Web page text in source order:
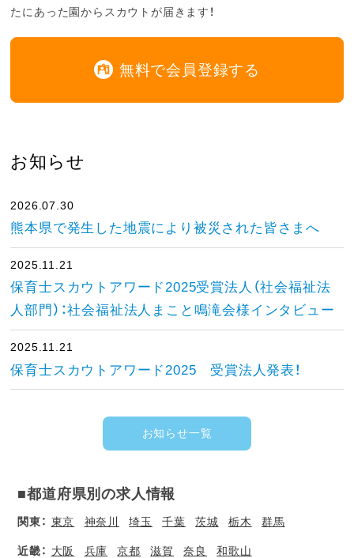
たにあった園からスカウトが届きます！
無料で会員登録する
お知らせ
2026.07.30
熊本県で発生した地震により被災された皆さまへ
2025.11.21
保育士スカウトアワード2025受賞法人（社会福祉法
人部門）：社会福祉法人まこと鳴滝会様インタビュー
2025.11.21
保育士スカウトアワード2025 受賞法人発表！
お知らせ一覧
■都道府県別の求人情報
関東： 東京 神奈川 埼玉 千葉 茨城 栃木 群馬
近畿： 大阪 兵庫 京都 滋賀 奈良 和歌山